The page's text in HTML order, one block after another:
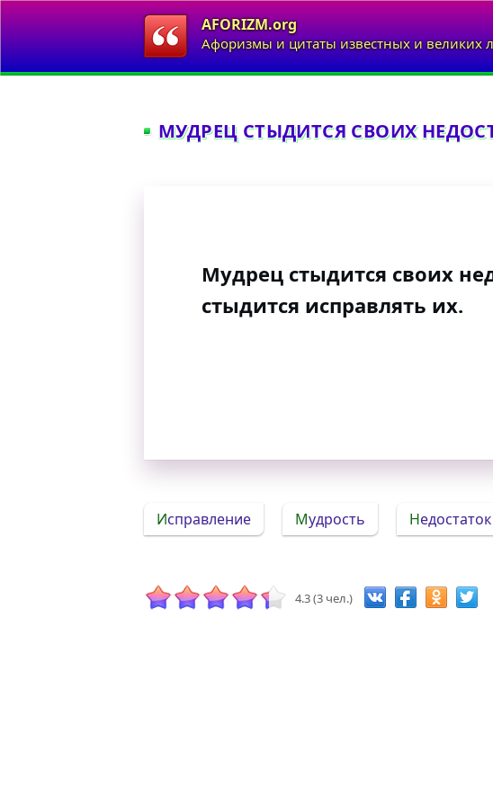
AFORIZM.org
Афоризмы и цитаты известных и великих
МУДРЕЦ СТЫДИТСЯ СВОИХ
Мудрец стыдится своих
стыдится исправлять их.
Исправление Мудрость Недостаток
4.3 (3 чел.)